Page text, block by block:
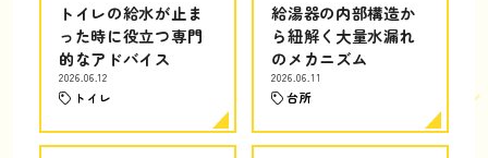
トイレの給水が止ま
った時に役立つ専門
的なアドバイス
2026.06.12
トイレ
給湯器の内部構造か
ら紐解く大量水漏れ
のメカニズム
2026.06.11
台所